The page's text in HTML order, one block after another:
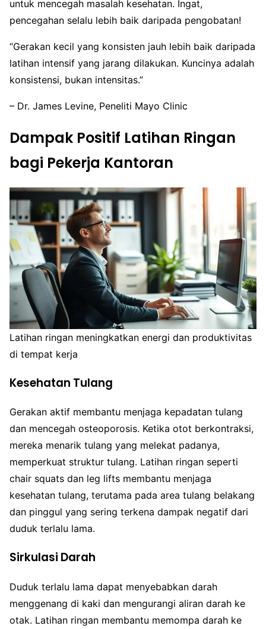
untuk mencegah masalah kesehatan. Ingat,
pencegahan selalu lebih baik daripada pengobatan!
“Gerakan kecil yang konsisten jauh lebih baik daripada
latihan intensif yang jarang dilakukan. Kuncinya adalah
konsistensi, bukan intensitas.”
– Dr. James Levine, Peneliti Mayo Clinic
Dampak Positif Latihan Ringan
bagi Pekerja Kantoran
Latihan ringan meningkatkan energi dan produktivitas
di tempat kerja
Kesehatan Tulang
Gerakan aktif membantu menjaga kepadatan tulang
dan mencegah osteoporosis. Ketika otot berkontraksi,
mereka menarik tulang yang melekat padanya,
memperkuat struktur tulang. Latihan ringan seperti
chair squats dan leg lifts membantu menjaga
kesehatan tulang, terutama pada area tulang belakang
dan pinggul yang sering terkena dampak negatif dari
duduk terlalu lama.
Sirkulasi Darah
Duduk terlalu lama dapat menyebabkan darah
menggenang di kaki dan mengurangi aliran darah ke
otak. Latihan ringan membantu memompa darah ke